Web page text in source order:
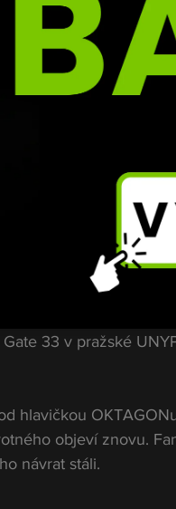
BKFC přitom nejde
upravit, aby
nikdy neviděl.
Takoví ti lidé, kteří se
názor na dnešní
mají
vším něco
33 v pražské
hlavičkou
objeví znovu.
návrat stáli.